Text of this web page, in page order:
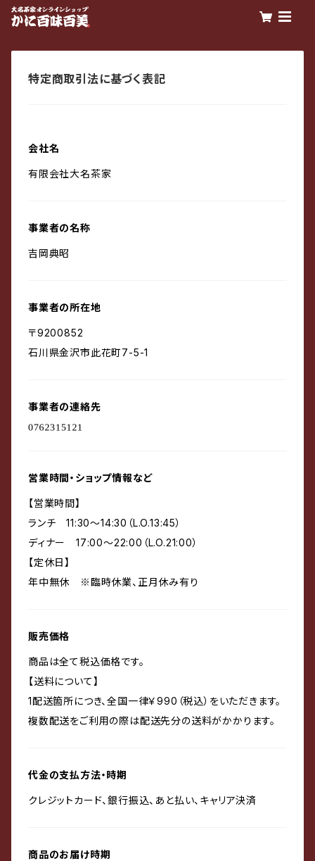
特定商取引法に基づく表記
会社名
有限会社大名茶家
事業者の名称
吉岡典昭
事業者の所在地
〒9200852
石川県金沢市此花町7-5-1
事業者の連絡先
営業時間・ショップ情報など
【営業時間】
ランチ 11:30～14:30（L.O.13:45）
ディナー 17:00～22:00（L.O.21:00）
【定休日】
年中無休 ※臨時休業、正月休み有り
販売価格
商品は全て税込価格です。
【送料について】
1配送箇所につき、全国一律￥990（税込）をいただきます。
複数配送をご利用の際は配送先分の送料がかかります。
代金の支払方法・時期
クレジットカード、銀行振込、あと払い、キャリア決済
商品のお届け時期